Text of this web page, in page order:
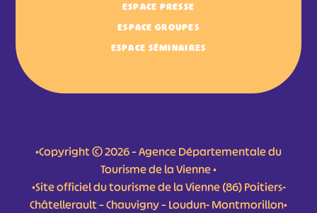
ESPACE PRESSE
ESPACE GROUPES
ESPACE SÉMINAIRES
•Copyright © 2026 – Agence Départementale du
Tourisme de la Vienne •
•Site officiel du tourisme de la Vienne (86) Poitiers-
Châtellerault – Chauvigny – Loudun- Montmorillon•